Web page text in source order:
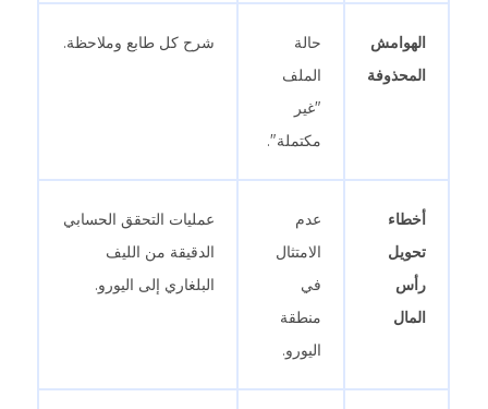
الهوامش
المحذوفة
حالة
الملف
"غير
مكتملة".
شرح كل طابع وملاحظة.
أخطاء
تحويل
رأس
المال
عدم
الامتثال
في
منطقة
اليورو.
عمليات التحقق الحسابي
الدقيقة من الليف
البلغاري إلى اليورو.